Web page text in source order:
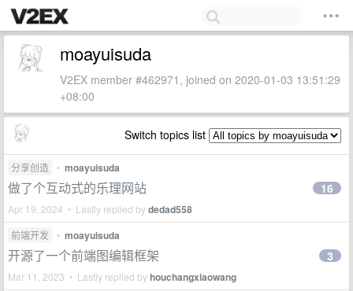
moayuisuda
V2EX member #462971, joined on 2020-01-03 13:51:29
+08:00
Switch topics list
分享创造 • moayuisuda
做了个互动式的乐理网站
Apr 19, 2024 • Lastly replied bydedad558
16
前端开发 • moayuisuda
开源了一个前端图编辑框架
Mar 11, 2023 • Lastly replied byhouchangxiaowang
3